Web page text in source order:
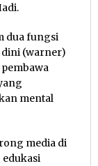
dua fungsi
dini (warner)
mental
media di